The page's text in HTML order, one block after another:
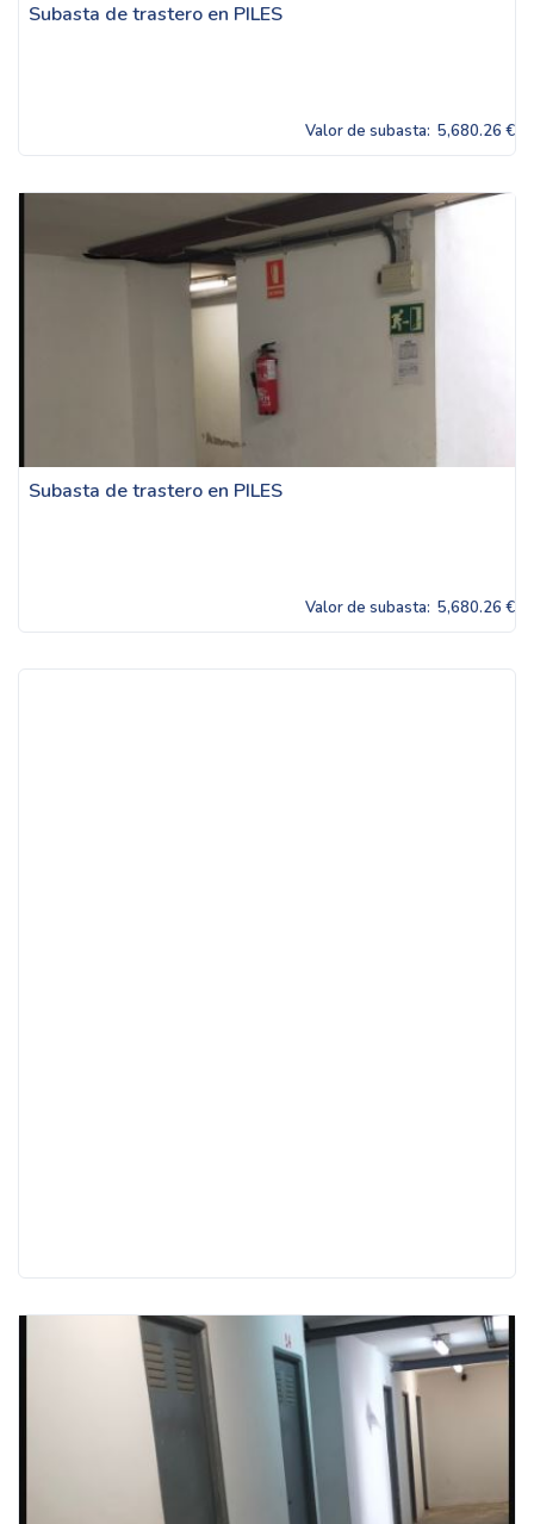
Subasta de trastero en PILES
Valor de subasta: 5,680.26 €
Subasta de trastero en PILES
Valor de subasta: 5,680.26 €